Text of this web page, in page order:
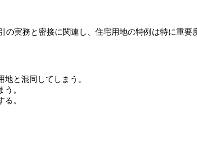
実務と密接に関連し、住宅用地の特例は特に重要
と混同してしまう。
。
。